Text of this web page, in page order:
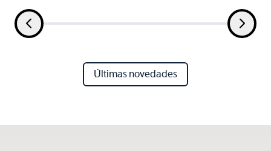
Últimas novedades